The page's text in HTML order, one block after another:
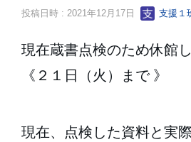
投稿日時 : 2021年12月17日 支援１
現在蔵書点検のため休館
《２１日（火）まで 》
現在、点検した資料と実